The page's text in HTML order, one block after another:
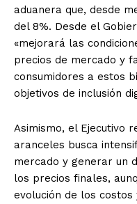
aduanera que, desde
del 8%. Desde el
«mejorará las
precios de mercado y
consumidores a estos
objetivos de inclusión
Asimismo, el Ejecutivo
aranceles busca
mercado y generar un
los precios finales,
evolución de los